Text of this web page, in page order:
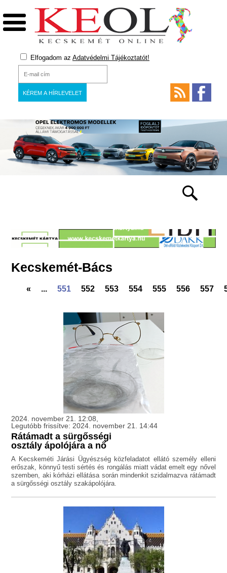
Elfogadom az Adatvédelmi Tájékoztatót!
Kecskemét-Bács
« ... 551 552 553 554 555 556 557
2024. november 21. 12:08,
Legutóbb frissítve: 2024. november 21. 14:44
Rátámadt a sürgősségi
osztály ápolójára a nő
A Kecskeméti Járási Ügyészség közfeladatot ellátó személy elleni
erőszak, könnyű testi sértés és rongálás miatt vádat emelt egy nővel
szemben, aki kórházi ellátása során mindenkit szidalmazva rátámadt
a sürgősségi osztály szakápolójára.